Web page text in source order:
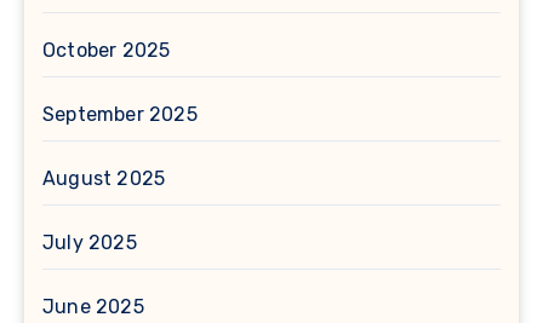
October 2025
September 2025
August 2025
July 2025
June 2025